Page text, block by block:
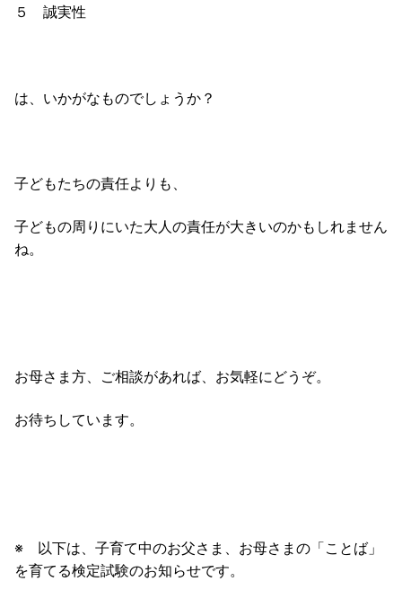
５ 誠実性
は、いかがなものでしょうか？
子どもたちの責任よりも、
子どもの周りにいた大人の責任が大きいのかもしれません
ね。
お母さま方、ご相談があれば、お気軽にどうぞ。
お待ちしています。
※ 以下は、子育て中のお父さま、お母さまの「ことば」
を育てる検定試験のお知らせです。